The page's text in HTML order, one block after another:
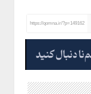
https://qomna.ir/?p=149162